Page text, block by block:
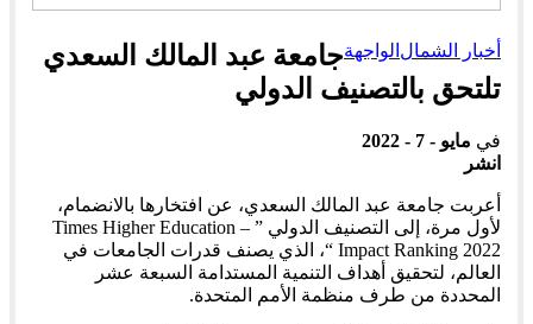
أخبار الشمال الواجهةجامعة عبد المالك السعدي
تلتحق بالتصنيف الدولي
في مايو - 7 - 2022
انشر
أعربت جامعة عبد المالك السعدي، عن افتخارها بالانضمام،
لأول مرة، إلى التصنيف الدولي ” Times Higher Education –
Impact Ranking 2022 “، الذي يصنف قدرات الجامعات في
العالم، لتحقيق أهداف التنمية المستدامة السبعة عشر
المحددة من طرف منظمة الأمم المتحدة.